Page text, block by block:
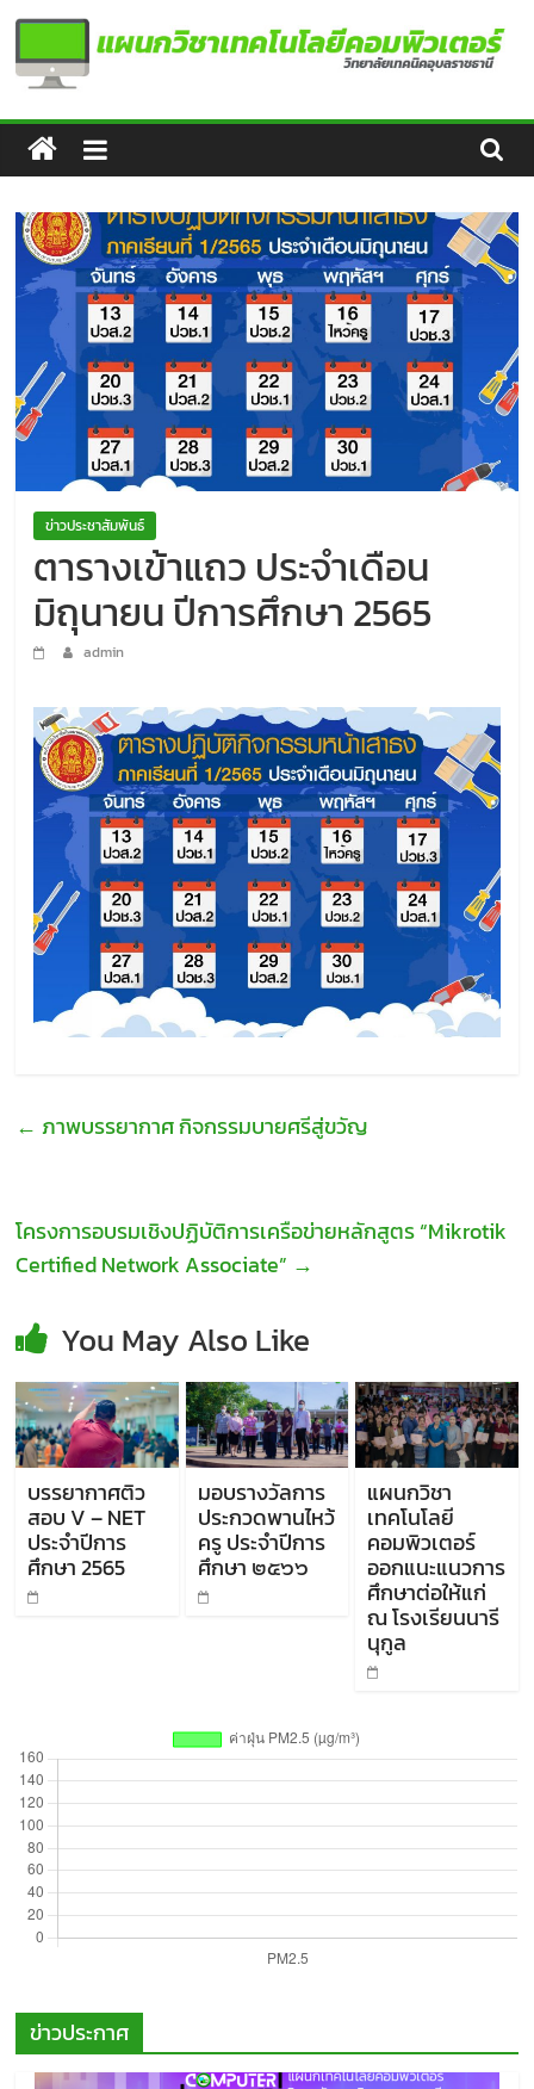
Skip
content
แผนก
วิชา
เทคโนโลยี
คอมพิวเตอร์
ข่าวประชาสัมพันธ์
ตารางเข้าแถว ประจำเดือน
มิถุนายน ปีการศึกษา 2565
admin
← ภาพบรรยากาศ กิจกรรมบายศรีสู่ขวัญ
โครงการอบรมเชิงปฏิบัติการเครือข่ายหลักสูตร “Mikrotik
Certified Network Associate” →
You May Also Like
บรรยากาศติว
สอบ V – NET
ประจำปีการ
ศึกษา 2565
มอบรางวัลการ
ประกวดพานไหว้
ครู ประจำปีการ
ศึกษา ๒๕๖๖
แผนกวิชา
เทคโนโลยี
คอมพิวเตอร์
ออกแนะแนวการ
ศึกษาต่อให้แก่
ณ โรงเรียนนารี
นุกูล
ข่าวประกาศ